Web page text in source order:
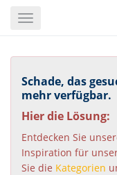
content
Toggle
Schade, das
mehr verfügbar.
Hier die Lösung:
Entdecken Sie
Inspiration für
Sie die Kategorien